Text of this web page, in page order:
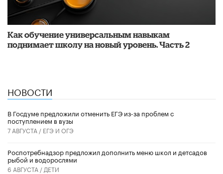
​Как обучение универсальным навыкам
поднимает школу на новый уровень. Часть 2
НОВОСТИ
В Госдуме предложили отменить ЕГЭ из-за проблем с
поступлением в вузы
7 АВГУСТА / ЕГЭ И ОГЭ
Роспотребнадзор предложил дополнить меню школ и детсадов
рыбой и водорослями
6 АВГУСТА / ДЕТИ